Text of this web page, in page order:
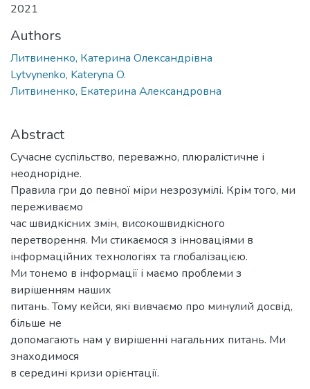
2021
Authors
Литвиненко, Катерина Олександрівна
Lytvynenko, Kateryna O.
Литвиненко, Екатерина Александровна
Abstract
Сучасне суспільство, переважно, плюралістичне і
неоднорідне.
Правила гри до певної міри незрозумілі. Крім того, ми
переживаємо
час швидкісних змін, високошвидкісного
перетворення. Ми стикаємося з інноваціями в
інформаційних технологіях та глобалізацією.
Ми тонемо в інформації і маємо проблеми з
вирішенням наших
питань. Тому кейси, які вивчаємо про минулий досвід,
більше не
допомагають нам у вирішенні нагальних питань. Ми
знаходимося
в середині кризи орієнтації.